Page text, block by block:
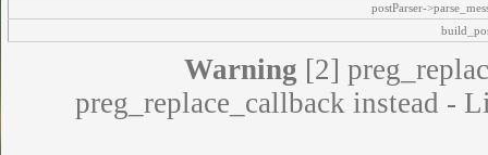
postParser-
Warning [2]
preg_replace_callback instead -